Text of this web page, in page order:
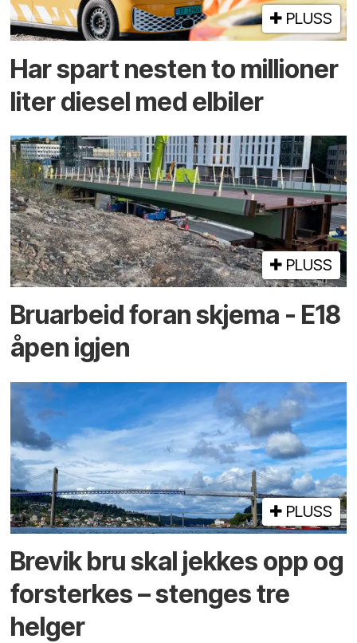
PLUSS
Har spart nesten to millioner
liter diesel med elbiler
PLUSS
Bruarbeid foran skjema - E18
åpen igjen
PLUSS
Brevik bru skal jekkes opp og
forsterkes – stenges tre
helger